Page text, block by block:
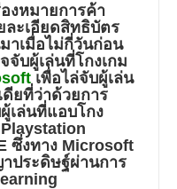
งหมายการค้า
ละเอียดสิทธิบัตร
าเมื่อไม่กี่วันก่อน
จับผู้เล่นที่โกงเกม
เพื่อไล่จับผู้เล่น
ยที่ว่าด้วยการ
เล่นที่แอบโกง
ซึ่งทาง Microsoft
ประดิษฐ์ผ่านการ